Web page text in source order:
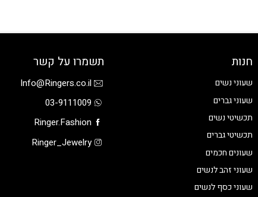
חנות
שעוני נשים
שעוני גברים
תכשיטי נשים
תכשיטי גברים
שעונים חכמים
שעוני זהב לנשים
שעוני כסף לנשים
תשמרו על קשר
Info@Ringers.co.il
03-9111009
Ringer.Fashion
Ringer_Jewelry